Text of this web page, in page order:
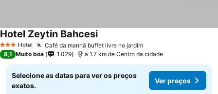
3 EstrelasHotel Café da manhã buffet livre no jardim
Hotel Zeytin Bahcesi
8,1 Muito boa 1.029 a 1.7 km de Centro da cidade
Selecione as datas para ver os preços
exatos.
Ver preços